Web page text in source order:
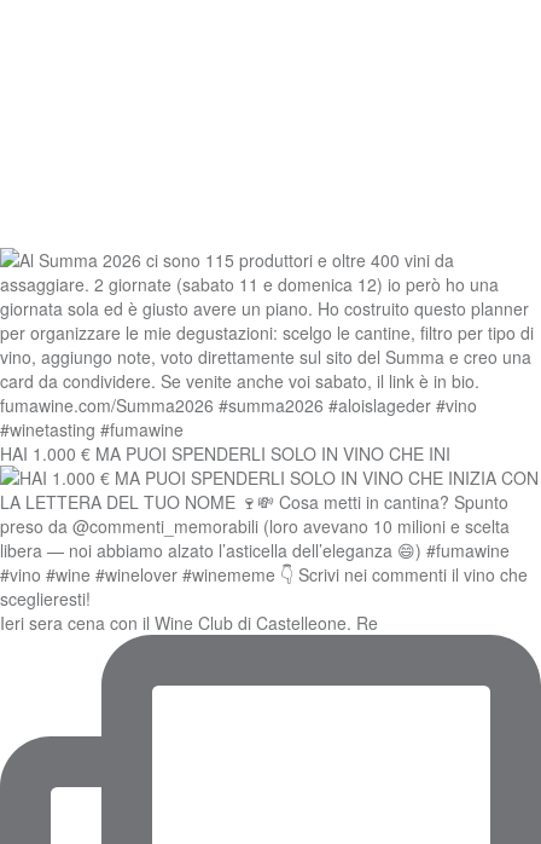
HAI 1.000 € MA PUOI SPENDERLI SOLO IN VINO CHE INI
Ieri sera cena con il Wine Club di Castelleone. Re